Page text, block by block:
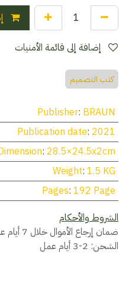
كتب التصميم
Publisher: BRAUN
Publication date: 2021
: 28.5×24.5x2cm
Weight:1.5 KG
Pages:192 Page
الشروط والأحكام
ضمان إرجاع الأموال خلال 7 أيام عمل
الشحن: 2-3 أيام عمل